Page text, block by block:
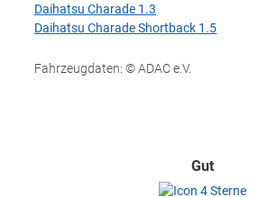
Daihatsu Charade 1.3
Daihatsu Charade Shortback 1.5
Fahrzeugdaten: © ADAC e.V.
Gut